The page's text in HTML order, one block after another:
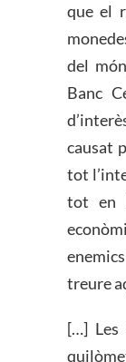
que el
del
Banc
causat
tot
tot en
treure
[…] Les